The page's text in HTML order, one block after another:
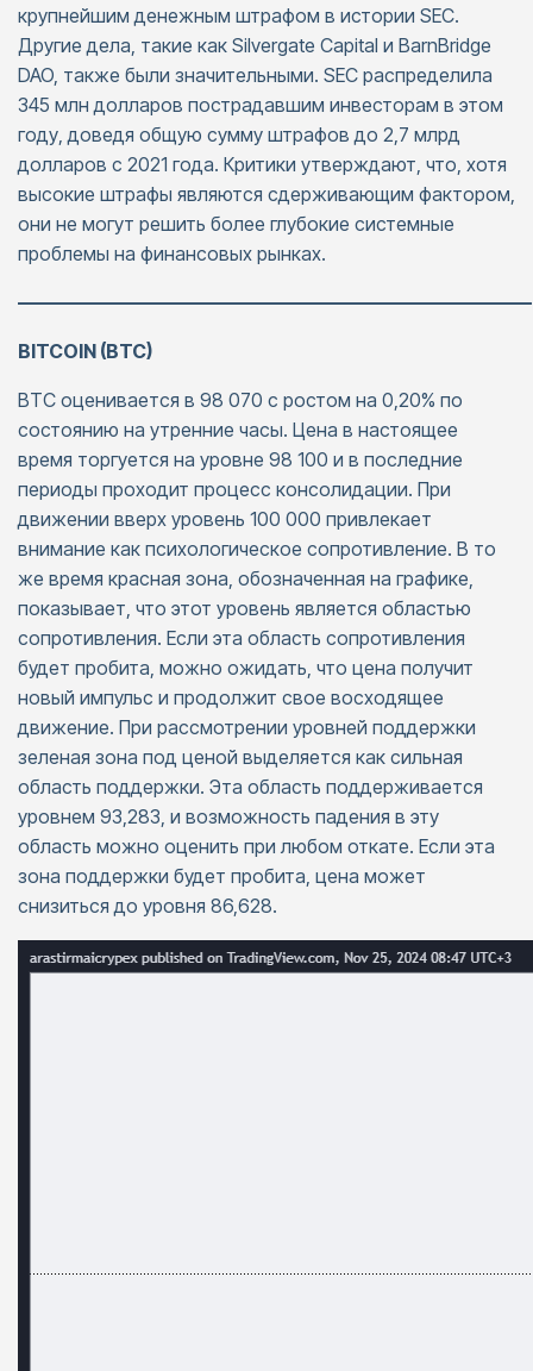
крупнейшим денежным штрафом в истории SEC.
Другие дела, такие как Silvergate Capital и BarnBridge
DAO, также были значительными. SEC распределила
345 млн долларов пострадавшим инвесторам в этом
году, доведя общую сумму штрафов до 2,7 млрд
долларов с 2021 года. Критики утверждают, что, хотя
высокие штрафы являются сдерживающим фактором,
они не могут решить более глубокие системные
проблемы на финансовых рынках.
———————————————————————————
BITCOIN (BTC)
BTC оценивается в 98 070 с ростом на 0,20% по
состоянию на утренние часы. Цена в настоящее
время торгуется на уровне 98 100 и в последние
периоды проходит процесс консолидации. При
движении вверх уровень 100 000 привлекает
внимание как психологическое сопротивление. В то
же время красная зона, обозначенная на графике,
показывает, что этот уровень является областью
сопротивления. Если эта область сопротивления
будет пробита, можно ожидать, что цена получит
новый импульс и продолжит свое восходящее
движение. При рассмотрении уровней поддержки
зеленая зона под ценой выделяется как сильная
область поддержки. Эта область поддерживается
уровнем 93,283, и возможность падения в эту
область можно оценить при любом откате. Если эта
зона поддержки будет пробита, цена может
снизиться до уровня 86,628.